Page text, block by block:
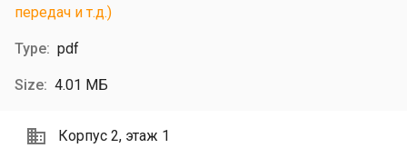
передач и т.д.)
pdf
4.01 МБ
Корпус 2, этаж 1